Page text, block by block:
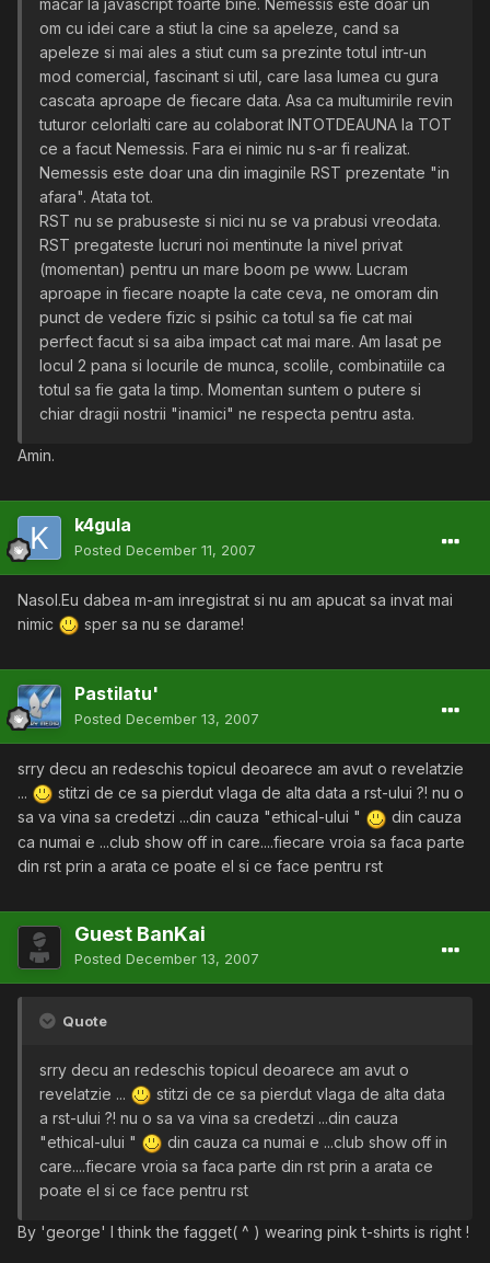
macar la javascript foarte bine. Nemessis este doar un
om cu idei care a stiut la cine sa apeleze, cand sa
apeleze si mai ales a stiut cum sa prezinte totul intr-un
mod comercial, fascinant si util, care lasa lumea cu gura
cascata aproape de fiecare data. Asa ca multumirile revin
tuturor celorlalti care au colaborat INTOTDEAUNA la TOT
ce a facut Nemessis. Fara ei nimic nu s-ar fi realizat.
Nemessis este doar una din imaginile RST prezentate "in
afara". Atata tot.
RST nu se prabuseste si nici nu se va prabusi vreodata.
RST pregateste lucruri noi mentinute la nivel privat
(momentan) pentru un mare boom pe www. Lucram
aproape in fiecare noapte la cate ceva, ne omoram din
punct de vedere fizic si psihic ca totul sa fie cat mai
perfect facut si sa aiba impact cat mai mare. Am lasat pe
locul 2 pana si locurile de munca, scolile, combinatiile ca
totul sa fie gata la timp. Momentan suntem o putere si
chiar dragii nostrii "inamici" ne respecta pentru asta.
Amin.
k4gula
Posted December 11, 2007
Nasol.Eu dabea m-am inregistrat si nu am apucat sa invat mai
nimic
sper sa nu se darame!
Pastilatu'
Posted December 13, 2007
srry decu an redeschis topicul deoarece am avut o revelatzie
...
stitzi de ce sa pierdut vlaga de alta data a rst-ului ?! nu o
sa va vina sa credetzi ...din cauza "ethical-ului "
din cauza
ca numai e ...club show off in care....fiecare vroia sa faca parte
din rst prin a arata ce poate el si ce face pentru rst
Guest BanKai
Posted December 13, 2007
Quote
srry decu an redeschis topicul deoarece am avut o
revelatzie ...
stitzi de ce sa pierdut vlaga de alta data
a rst-ului ?! nu o sa va vina sa credetzi ...din cauza
"ethical-ului "
din cauza ca numai e ...club show off in
care....fiecare vroia sa faca parte din rst prin a arata ce
poate el si ce face pentru rst
By 'george' I think the fagget( ^ ) wearing pink t-shirts is right !